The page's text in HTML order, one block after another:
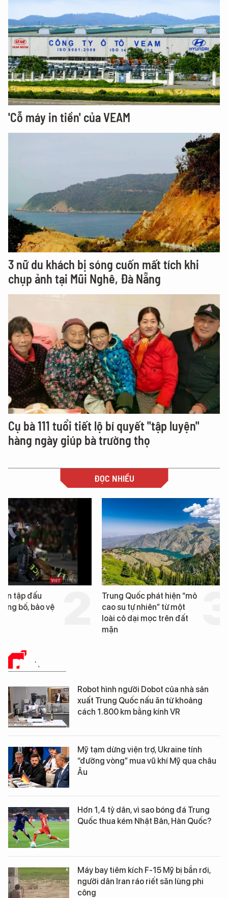
'Cỗ máy in tiền' của VEAM
3 nữ du khách bị sóng cuốn mất tích khi
chụp ảnh tại Mũi Nghê, Đà Nẵng
Cụ bà 111 tuổi tiết lộ bí quyết "tập luyện"
hàng ngày giúp bà trường thọ
ĐỌC NHIỀU
Trung Quốc phát hiện “mỏ
cao su tự nhiên” từ một
Loạt dự án bất động
Đà Nẵng sắp bị kiểm
PHÂN TÍCH
Robot hình người Dobot của nhà sản
xuất Trung Quốc nấu ăn từ khoảng
cách 1.800 km bằng kính VR
Mỹ tạm dừng viện trợ, Ukraine tính
“đường vòng” mua vũ khí Mỹ qua châu
Âu
Hơn 1,4 tỷ dân, vì sao bóng đá Trung
Quốc thua kém Nhật Bản, Hàn Quốc?
Máy bay tiêm kích F-15 Mỹ bị bắn rơi,
người dân Iran ráo riết săn lùng phi
công